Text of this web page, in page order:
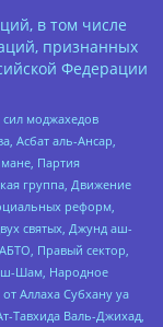
в том числе
признанных
Федерации
моджахедов
Асбат аль-Ансар,
Партия
группа, Движение
реформ,
святых, Джунд аш-
Правый сектор,
Шам, Народное
Аллаха Субхану уа
Тавхида Валь-Джихад,